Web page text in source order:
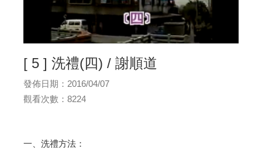
[ 5 ] 洗禮(四) / 謝順道
發佈日期：2016/04/07
觀看次數：8224
一、洗禮方法：